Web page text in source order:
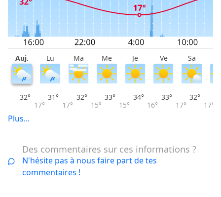
Auj. Lu Ma Me Je Ve Sa
32°
17°
31°
17°
32°
15°
33°
15°
34°
16°
33°
17°
32°
17°
Plus...
Des commentaires sur ces informations ?
N'hésite pas à nous faire part de tes
commentaires !